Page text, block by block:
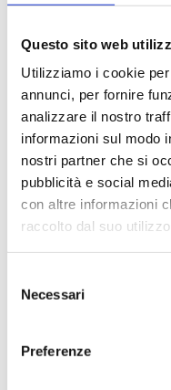
Questo sito web
Utilizziamo i cookie
annunci, per fornire
analizzare il nostro
informazioni sul modo
nostri partner che si
pubblicità e social
con altre informazioni
raccolto dal suo
delNecessari
Preferenze
VITUCCI:
3 Agosto